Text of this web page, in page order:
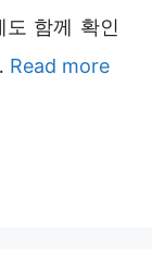
함께 확인
Read more